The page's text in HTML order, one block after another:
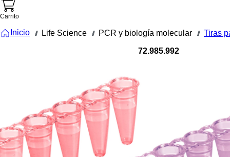
Carrito
Inicio /// Life Science /// PCR y biología molecular /// Tiras
72.985.992
Tira 8
PCR, 200